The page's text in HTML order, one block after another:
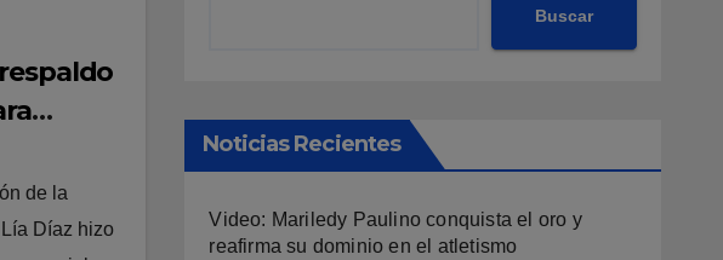
de la
Díaz hizo
Buscar
Noticias Recientes
Video: Mariledy Paulino conquista el oro y
reafirma su dominio en el atletismo